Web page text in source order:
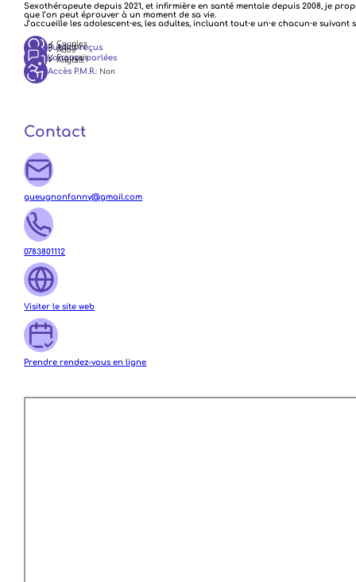
Sexothérapeute depuis 2021, et infirmière en santé mentale depuis 2008, je
que l’on peut éprouver à un moment de sa vie.
J’accueille les adolescent⸱es, les adultes, incluant tout⸱e un⸱e chacun⸱e suivant
Publics reçus
✓ Ados
✓ Adultes
✓ Couples
Langues parlées
✓ Anglais
✓ Français
Accès P.M.R.: Non
Contact
gueugnonfanny@gmail.com
0783801112
Visiter le site web
Prendre rendez-vous en ligne